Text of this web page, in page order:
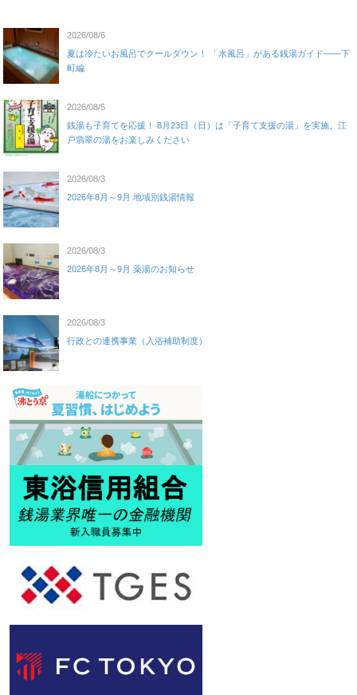
2026/08/6
夏は冷たいお風呂でクールダウン！ 「水風呂」がある銭湯ガイド——下
町編
2026/08/5
銭湯も子育てを応援！ 8月23日（日）は「子育て支援の湯」を実施。江
戸翡翠の湯をお楽しみください
2026/08/3
2026年8月～9月 地域別銭湯情報
2026/08/3
2026年8月～9月 薬湯のお知らせ
2026/08/3
行政との連携事業（入浴補助制度）